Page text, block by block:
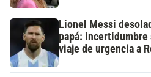
Lionel Messi
papá:
viaje de urgencia a